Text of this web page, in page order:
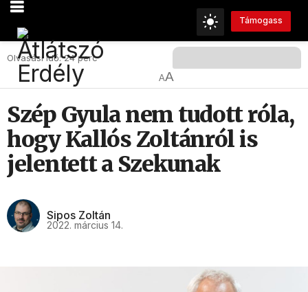
Támogass
Olvasási Idő: 24 perc
AA
Szép Gyula nem tudott róla,
hogy Kallós Zoltánról is
jelentett a Szekunak
Sipos Zoltán
2022. március 14.